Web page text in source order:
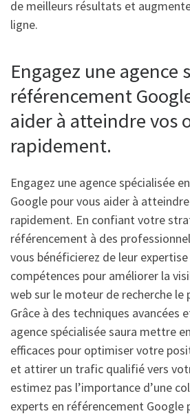
de meilleurs résultats et
ligne.
Engagez une agence
référencement
aider à atteindre vos
rapidement.
Engagez une agence spécialisée
Google pour vous aider à
rapidement. En confiant votre
référencement à des
vous bénéficierez de leur
compétences pour améliorer la
web sur le moteur de recherche le
Grâce à des techniques avancées
agence spécialisée saura mettre
efficaces pour optimiser votre
et attirer un trafic qualifié vers
estimez pas l’importance d’une
experts en référencement Google